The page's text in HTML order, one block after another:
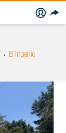
El Ingenio